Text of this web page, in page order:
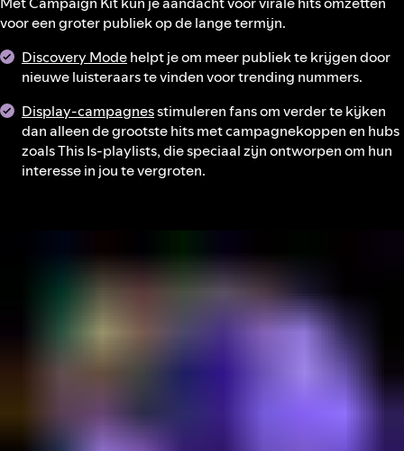
voor een groter publiek op de lange termijn.
Discovery Modehelpt je om meer publiek te krijgen door
nieuwe luisteraars te vinden voor trending nummers.
Display-campagnesstimuleren fans om verder te kijken
dan alleen de grootste hits met campagnekoppen en hubs
zoals This Is-playlists, die speciaal zijn ontworpen om hun
interesse in jou te vergroten.